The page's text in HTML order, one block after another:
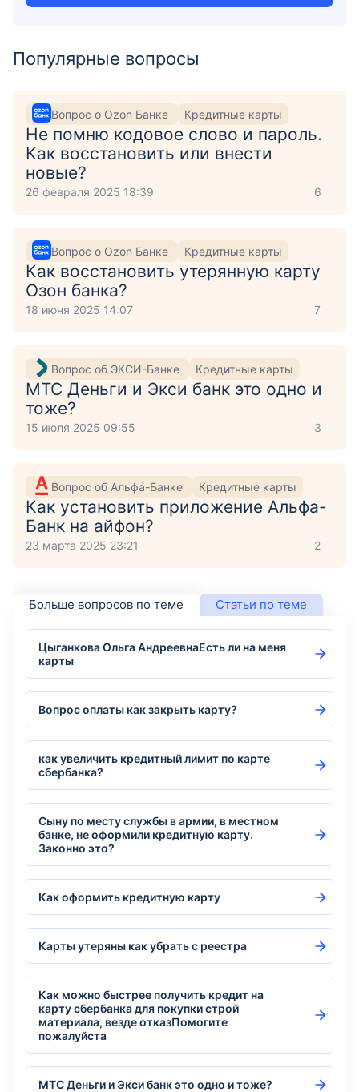
Популярные вопросы
Вопрос о Ozon Банке Кредитные карты
Не помню кодовое слово и пароль.
Как восстановить или внести
новые?
26 февраля 2025 18:39 6
Вопрос о Ozon Банке Кредитные карты
Как восстановить утерянную карту
Озон банка?
18 июня 2025 14:07 7
Вопрос об ЭКСИ-Банке Кредитные карты
МТС Деньги и Экси банк это одно и
тоже?
15 июля 2025 09:55 3
Вопрос об Альфа-Банке Кредитные карты
Как установить приложение Aльфа-
Банк на айфон?
23 марта 2025 23:21 2
Больше вопросов по теме Статьи по теме
Цыганкова Ольга АндреевнаЕсть ли на меня
карты
Вопрос оплаты как закрыть карту?
как увеличить кредитный лимит по карте
сбербанка?
Сыну по месту службы в армии, в местном
банке, не оформили кредитную карту.
Законно это?
Как оформить кредитную карту
Карты утеряны как убрать с реестра
Как можно быстрее получить кредит на
карту сбербанка для покупки строй
материала, везде отказПомогите
пожалуйста
МТС Деньги и Экси банк это одно и тоже?